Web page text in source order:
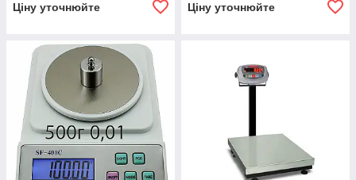
Ціну уточнюйте Ціну уточнюйте